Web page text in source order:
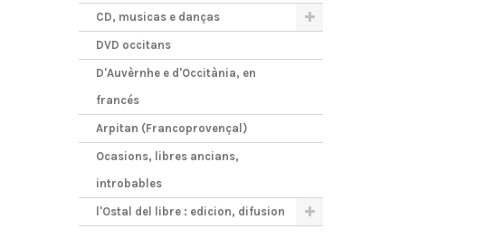
CD, musicas e danças
DVD occitans
D'Auvèrnhe e d'Occitània, en
francés
Arpitan (Francoprovençal)
Ocasions, libres ancians,
introbables
l'Ostal del libre : edicion, difusion